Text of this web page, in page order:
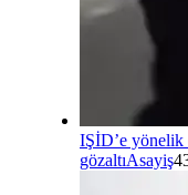
IŞİD’e yönelik
gözaltıAsayiş